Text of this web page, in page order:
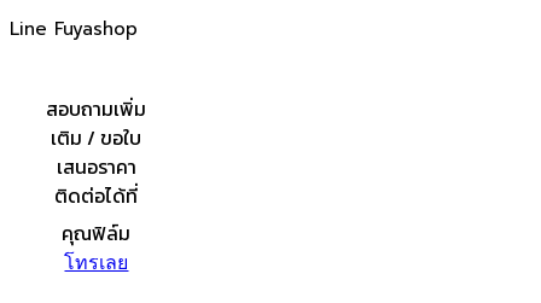
Line Fuyashop
สอบถามเพิ่ม
เติม / ขอใบ
เสนอราคา
ติดต่อได้ที่
คุณฟิล์ม
โทรเลย